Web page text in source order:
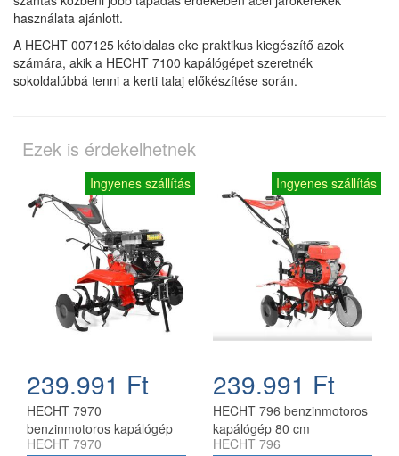
használata ajánlott.
A HECHT 007125 kétoldalas eke praktikus kiegészítő azok
számára, akik a HECHT 7100 kapálógépet szeretnék
sokoldalúbbá tenni a kerti talaj előkészítése során.
Ezek is érdekelhetnek
Ingyenes szállítás
239.991 Ft
HECHT 7970
benzinmotoros kapálógép
110 cm munkaszélességgel
HECHT 7970
Ingyenes szállítás
239.991 Ft
HECHT 796 benzinmotoros
kapálógép 80 cm
munkaszélességgel
HECHT 796